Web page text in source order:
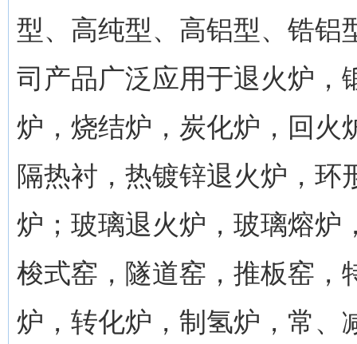
型、高纯型、高铝型、锆铝
司产品广泛应用于退火炉，
炉，烧结炉，炭化炉，回火
隔热衬，热镀锌退火炉，环
炉；玻璃退火炉，玻璃熔炉
梭式窑，隧道窑，推板窑，
炉，转化炉，制氢炉，常、